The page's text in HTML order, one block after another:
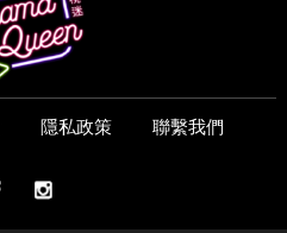
隱私政策 聯繫我們